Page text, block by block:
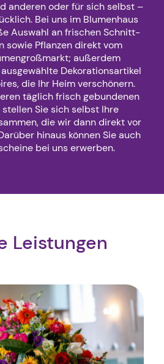
anderen oder für sich selbst –
Bei uns im Blumenhaus
Auswahl an frischen Schnitt-
sowie Pflanzen direkt vom
außerdem
Dekorationsartikel
die Ihr Heim verschönern.
täglich frisch gebundenen
Sie sich selbst Ihre
die wir dann direkt vor
hinaus können Sie auch
bei uns erwerben.
Leistungen